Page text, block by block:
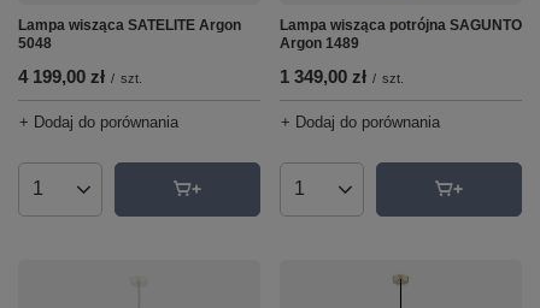
Lampa wisząca SATELITE Argon
5048
4 199,00 zł / szt.
+ Dodaj do porównania
Ilość produktów
Lampa wisząca potrójna SAGUNTO
Argon 1489
1 349,00 zł / szt.
+ Dodaj do porównania
Ilość produktów